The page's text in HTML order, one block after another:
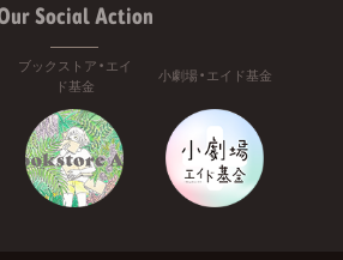
Social Action
ブックストア・エイ
ド基金
小劇場・エイド基金